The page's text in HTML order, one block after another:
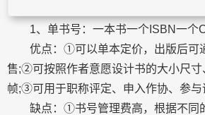
1、单书号：一本书一个ISBN一个
优点：①可以单本定价，出版后可
售;②可按照作者意愿设计书的大小尺寸
帧;③可用于职称评定、申入作协、参与
缺点：①书号管理费高，根据不同